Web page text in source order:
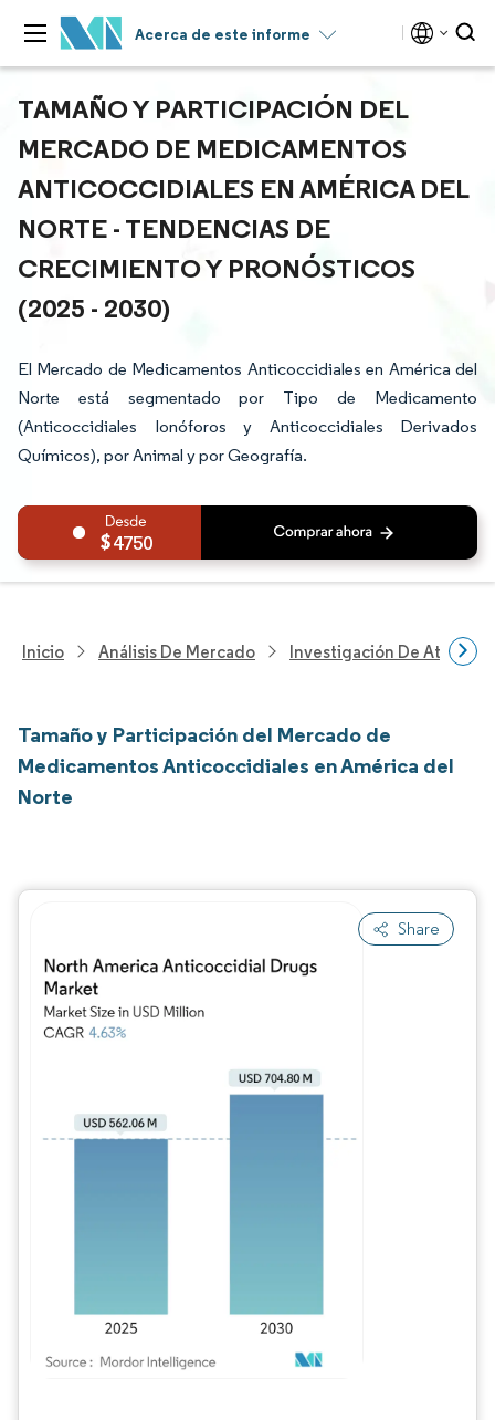
Acerca de este informe
TAMAÑO Y PARTICIPACIÓN DEL
MERCADO DE MEDICAMENTOS
ANTICOCCIDIALES EN AMÉRICA DEL
NORTE - TENDENCIAS DE
CRECIMIENTO Y PRONÓSTICOS
(2025 - 2030)
El Mercado de Medicamentos Anticoccidiales en América del
Norte está segmentado por Tipo de Medicamento
(Anticoccidiales Ionóforos y Anticoccidiales Derivados
Químicos), por Animal y por Geografía.
4750
Inicio Análisis De Mercado Investigación De
Tamaño y Participación del Mercado de
Medicamentos Anticoccidiales en América del
Norte
Share